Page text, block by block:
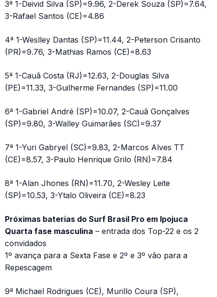
3ª 1-Deivid Silva (SP)=9.96, 2-Derek Souza (SP)=7.64,
3-Rafael Santos (CE)=4.86
4ª 1-Weslley Dantas (SP)=11.44, 2-Peterson Crisanto
(PR)=9.76, 3-Mathias Ramos (CE)=8.63
5ª 1-Cauã Costa (RJ)=12.63, 2-Douglas Silva
(PE)=11.33, 3-Guilherme Fernandes (SP)=11.00
6ª 1-Gabriel André (SP)=10.07, 2-Cauã Gonçalves
(SP)=9.80, 3-Walley Guimarães (SC)=9.37
7ª 1-Yuri Gabryel (SC)=9.83, 2-Marcos Alves TT
(CE)=8.57, 3-Paulo Henrique Grilo (RN)=7.84
8ª 1-Alan Jhones (RN)=11.70, 2-Wesley Leite
(SP)=10.53, 3-Ytalo Oliveira (CE)=8.23
Próximas baterias do Surf Brasil Pro em Ipojuca
Quarta fase masculina – entrada dos Top-22 e os 2
convidados
1º avança para a Sexta Fase e 2º e 3º vão para a
Repescagem
9ª Michael Rodrigues (CE), Murillo Coura (SP),